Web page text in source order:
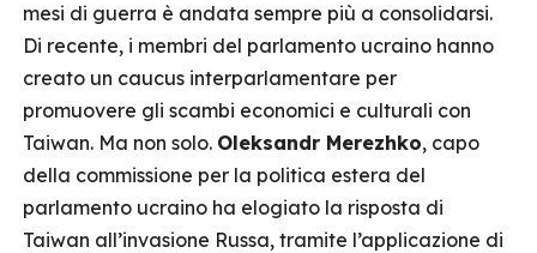
mesi di guerra è andata sempre più a consolidarsi.
Di recente, i membri del parlamento ucraino hanno
creato un caucus interparlamentare per
promuovere gli scambi economici e culturali con
Taiwan. Ma non solo. Oleksandr Merezhko, capo
della commissione per la politica estera del
parlamento ucraino ha elogiato la risposta di
Taiwan all’invasione Russa, tramite l’applicazione di